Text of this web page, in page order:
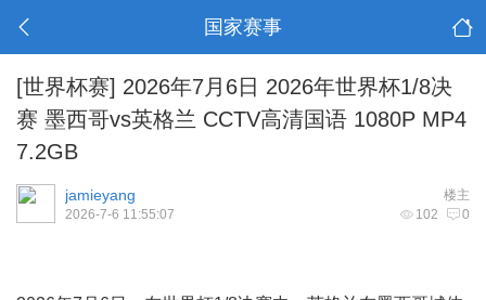
国家赛事
[世界杯赛] 2026年7月6日 2026年世界杯1/8决
赛 墨西哥vs英格兰 CCTV高清国语 1080P MP4
7.2GB
楼主
jamieyang
102 0
2026-7-6 11:55:07